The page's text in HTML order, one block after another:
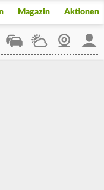
Magazin Aktionen
StaupilotWetterWebcam